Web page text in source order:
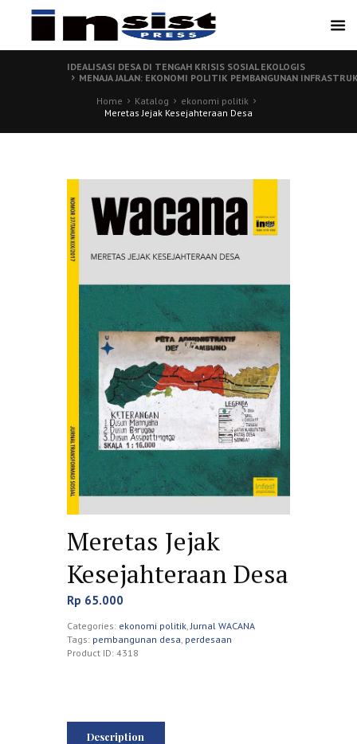
IDEALISASI DESA DI TENGAH KRISIS SOSIAL EKOLOGIS
MENAJA JALAN: EKONOMI POLITIK PEMBANGUNAN
Home
Katalog
ekonomi politik
Meretas Jejak Kesejahteraan Desa
Meretas Jejak
Kesejahteraan Desa
Rp 65.000
Categories: ekonomi politik,Jurnal WACANA
Tags: pembangunan desa, perdesaan
Product ID: 4318
Description